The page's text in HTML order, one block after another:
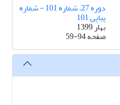
دوره 27، شماره 101 - شماره
پیاپی 101
بهار 1399
صفحه59-94